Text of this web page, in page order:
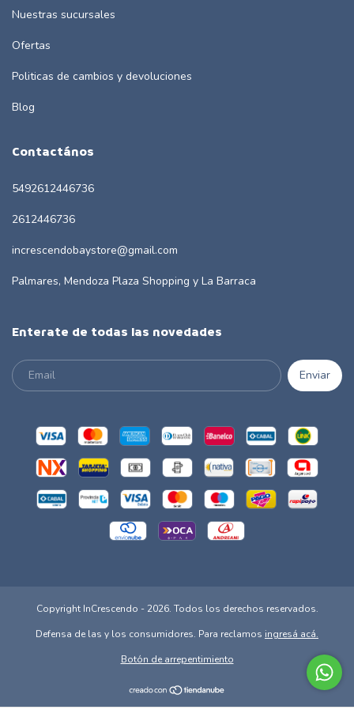
Nuestras sucursales
Ofertas
Politicas de cambios y devoluciones
Blog
Contactános
5492612446736
2612446736
increscendobaystore@gmail.com
Palmares, Mendoza Plaza Shopping y La Barraca
Enterate de todas las novedades
Copyright InCrescendo - 2026. Todos los derechos reservados.
Defensa de las y los consumidores. Para reclamos ingresá acá.
Botón de arrepentimiento